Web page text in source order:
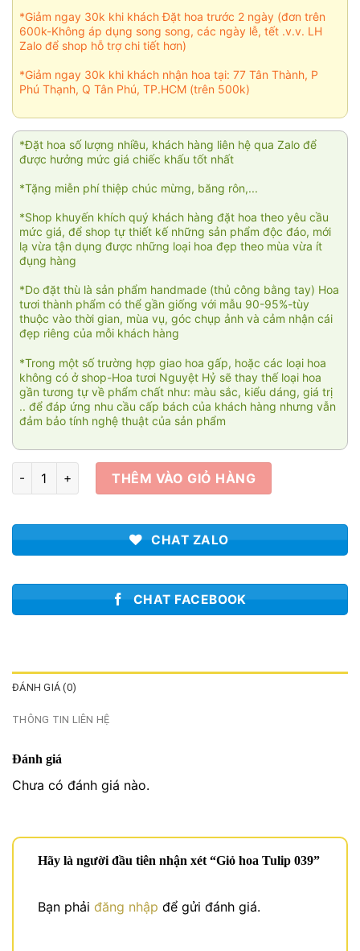
*Giảm ngay 30k khi khách Đặt hoa trước 2 ngày (đơn trên
600k-Không áp dụng song song, các ngày lễ, tết .v.v. LH
Zalo để shop hỗ trợ chi tiết hơn)
*Giảm ngay 30k khi khách nhận hoa tại: 77 Tân Thành, P
Phú Thạnh, Q Tân Phú, TP.HCM (trên 500k)
*Đặt hoa số lượng nhiều, khách hàng liên hệ qua Zalo để
được hưởng mức giá chiếc khấu tốt nhất
*Tặng miễn phí thiệp chúc mừng, băng rôn,...
*Shop khuyến khích quý khách hàng đặt hoa theo yêu cầu
mức giá, để shop tự thiết kế những sản phẩm độc đáo, mới
lạ vừa tận dụng được những loại hoa đẹp theo mùa vừa ít
đụng hàng
*Do đặt thù là sản phẩm handmade (thủ công bằng tay) Hoa
tươi thành phẩm có thể gần giống với mẫu 90-95%-tùy
thuộc vào thời gian, mùa vụ, góc chụp ảnh và cảm nhận cái
đẹp riêng của mỗi khách hàng
*Trong một số trường hợp giao hoa gấp, hoặc các loại hoa
không có ở shop-Hoa tươi Nguyệt Hỷ sẽ thay thế loại hoa
gần tương tự về phẩm chất như: màu sắc, kiểu dáng, giá trị
.. để đáp ứng nhu cầu cấp bách của khách hàng nhưng vẫn
đảm bảo tính nghệ thuật của sản phẩm
Giỏ hoa Tulip 039 số lượngTHÊM VÀO GIỎ HÀNG
CHAT ZALO
CHAT FACEBOOK
ĐÁNH GIÁ (0)
THÔNG TIN LIÊN HỆ
Đánh giá
Chưa có đánh giá nào.
Hãy là người đầu tiên nhận xét “Giỏ hoa Tulip 039”
Bạn phải đăng nhập để gửi đánh giá.